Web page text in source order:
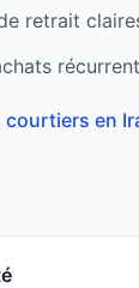
retrait
courtiers en